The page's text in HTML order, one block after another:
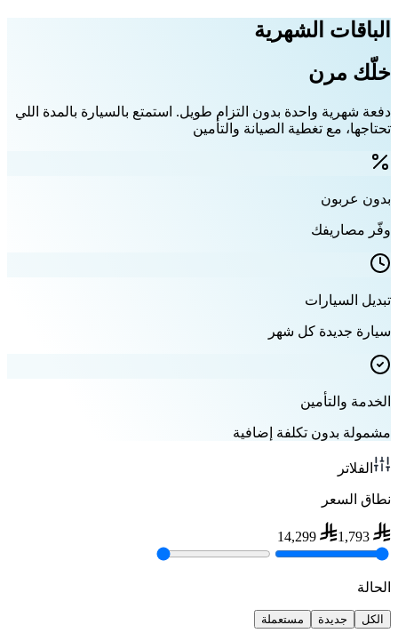
الباقات الشهرية
خلّك مرن
دفعة شهرية واحدة بدون التزام طويل. استمتع بالسيارة بالمدة اللي
تحتاجها، مع تغطية الصيانة والتأمين
بدون عربون
وفّر مصاريفك
تبديل السيارات
سيارة جديدة كل شهر
الخدمة والتأمين
مشمولة بدون تكلفة إضافية
الفلاتر
نطاق السعر
1,793
14,299
الحالة
الكل جديدة مستعملة